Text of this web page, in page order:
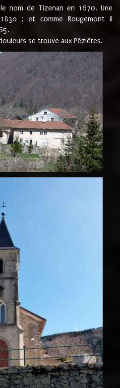
nom de Tizenan en 1670. Une
; et comme Rougemont il
se trouve aux Pézières.